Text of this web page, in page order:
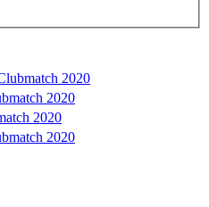
2020
2020
2020
2020